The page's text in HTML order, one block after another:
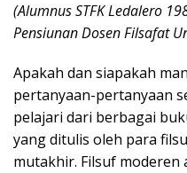
(Alumnus STFK Ledalero
Pensiunan Dosen Filsafat
Apakah dan siapakah
pertanyaan-pertanyaan
pelajari dari berbagai
yang ditulis oleh para
mutakhir. Filsuf moderen